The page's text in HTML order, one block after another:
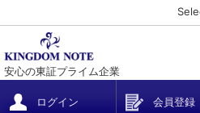
安心の東証プライム企業
ログイン 会員登録